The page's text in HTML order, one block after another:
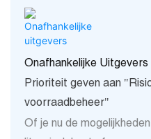
Onafhankelijke Uitgevers
Prioriteit geven aan
voorraadbeheer"
Of je nu de